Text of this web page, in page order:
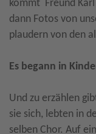
kommt Freund
dann Fotos von
plaudern von den
Es begann in
Und zu erzählen
sie sich, lebten in
selben Chor. Auf